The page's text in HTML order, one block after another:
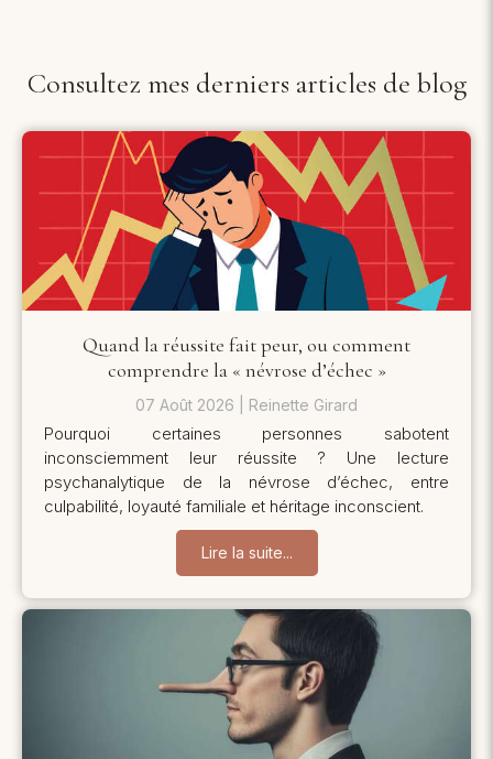
Consultez mes derniers articles de blog
Quand la réussite fait peur, ou comment
comprendre la « névrose d’échec »
07 Août 2026 Reinette Girard
Pourquoi certaines personnes sabotent
inconsciemment leur réussite ? Une lecture
psychanalytique de la névrose d’échec, entre
culpabilité, loyauté familiale et héritage inconscient.
Lire la suite...